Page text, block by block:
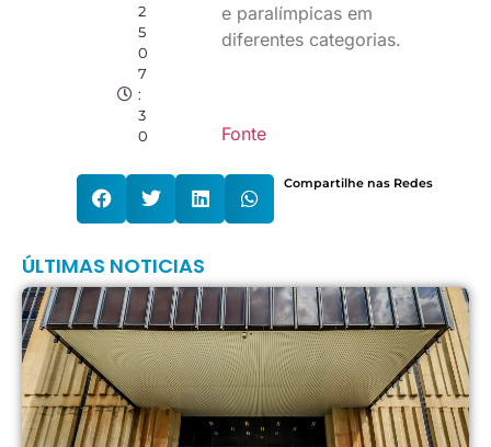
2
5
0
7
:
3
0
e paralímpicas em
diferentes categorias.
Fonte
Compartilhe nas Redes
ÚLTIMAS NOTICIAS